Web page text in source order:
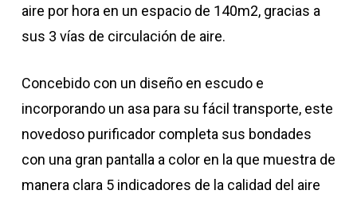
aire por hora en un espacio de 140m2, gracias a
sus 3 vías de circulación de aire.
Concebido con un diseño en escudo e
incorporando un asa para su fácil transporte, este
novedoso purificador completa sus bondades
con una gran pantalla a color en la que muestra de
manera clara 5 indicadores de la calidad del aire